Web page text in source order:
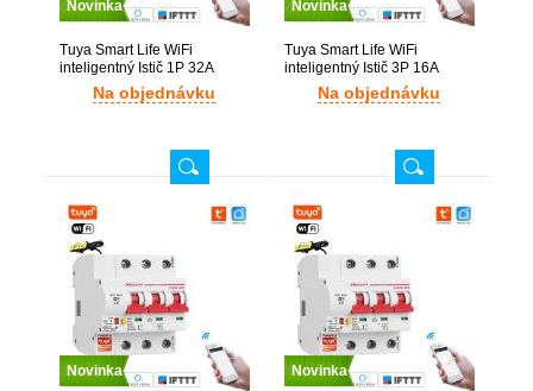
Novinka
Tuya Smart Life WiFi
inteligentný Istič 1P 32A
Na objednávku
Novinka
Tuya Smart Life WiFi
inteligentný Istič 3P 16A
Na objednávku
Novinka Novinka